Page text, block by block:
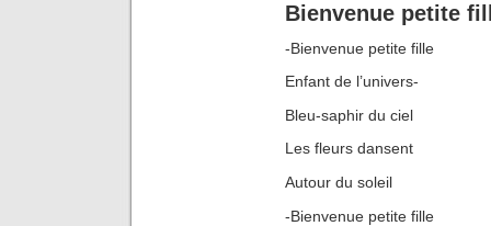
Bienvenue petite
-Bienvenue petite fille
Enfant de l’univers-
Bleu-saphir du ciel
Les fleurs dansent
Autour du soleil
-Bienvenue petite fille